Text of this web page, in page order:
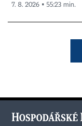
7. 8. 2026 ▪ 55:23 min.